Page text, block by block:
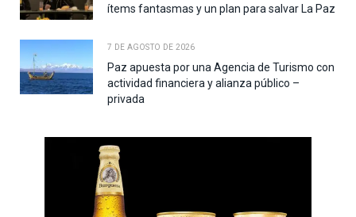
ítems fantasmas y un plan para salvar La Paz
7 DE AGOSTO DE 2026
Paz apuesta por una Agencia de Turismo con
actividad financiera y alianza público –
privada